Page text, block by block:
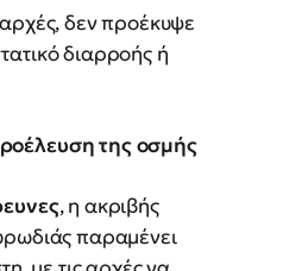
δεν προέκυψε
διαρροής ή
της οσμής
, η ακριβής
παραμένει